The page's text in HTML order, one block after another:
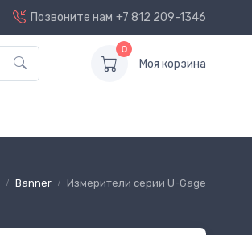
Позвоните нам +7 812 209-1346
0
Моя корзина
Banner Измерители серии U-Gage